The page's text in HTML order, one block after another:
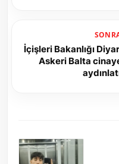
İçişleri Bakanlığı
Askeri Balta